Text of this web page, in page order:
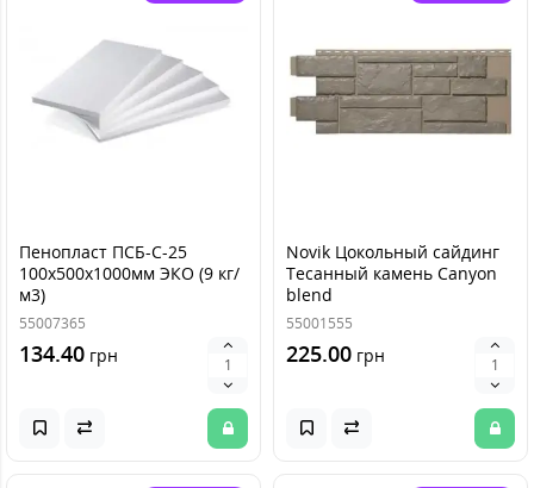
Пенопласт ПСБ-C-25
100х500х1000мм ЭКО (9 кг/
м3)
55007365
134.40 грн
Novik Цокольный сайдинг
Тесанный камень Canyon
blend
55001555
225.00 грн